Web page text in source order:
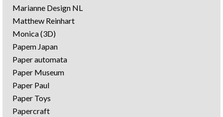
Marianne Design NL
Matthew Reinhart
Monica (3D)
Papem Japan
Paper automata
Paper Museum
Paper Paul
Paper Toys
Papercraft